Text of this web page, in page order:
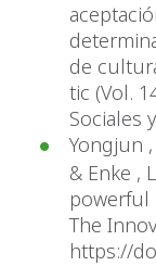
de
tic (Vol.
Sociales
Yongjun ,
& Enke ,
powerful
The
https://